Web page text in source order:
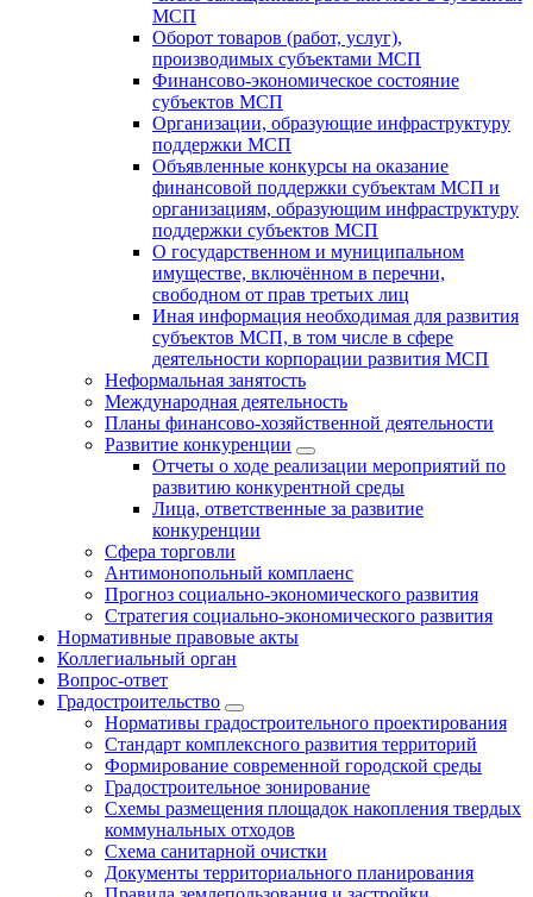
МСП
Оборот товаров (работ, услуг),
производимых субъектами МСП
Финансово-экономическое состояние
субъектов МСП
Организации, образующие инфраструктуру
поддержки МСП
Объявленные конкурсы на оказание
финансовой поддержки субъектам МСП и
организациям, образующим инфраструктуру
поддержки субъектов МСП
О государственном и муниципальном
имуществе, включённом в перечни,
свободном от прав третьих лиц
Иная информация необходимая для развития
субъектов МСП, в том числе в сфере
деятельности корпорации развития МСП
Неформальная занятость
Международная деятельность
Планы финансово-хозяйственной деятельности
Развитие конкуренции
Отчеты о ходе реализации мероприятий по
развитию конкурентной среды
Лица, ответственные за развитие
конкуренции
Сфера торговли
Антимонопольный комплаенс
Прогноз социально-экономического развития
Стратегия социально-экономического развития
Нормативные правовые акты
Коллегиальный орган
Вопрос-ответ
Градостроительство
Нормативы градостроительного проектирования
Стандарт комплексного развития территорий
Формирование современной городской среды
Градостроительное зонирование
Схемы размещения площадок накопления твердых
коммунальных отходов
Схема санитарной очистки
Документы территориального планирования